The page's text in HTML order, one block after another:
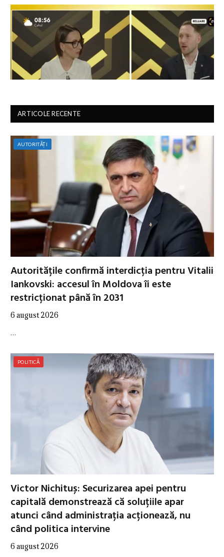
ARTICOLE RECENTE
AUTORITĂȚI
Autoritățile confirmă interdicția pentru Vitalii
Iankovski: accesul în Moldova îi este
restricționat până în 2031
6 august 2026
…
POLITICĂ
Victor Nichituș: Securizarea apei pentru
capitală demonstrează că soluțiile apar
atunci când administrația acționează, nu
când politica intervine
6 august 2026